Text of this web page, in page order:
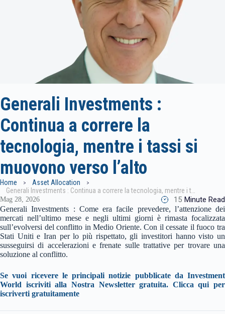
Generali Investments :
Continua a correre la
tecnologia, mentre i tassi si
muovono verso l’alto
Home
Asset Allocation
Mag 28, 2026 15 Minute Read
Generali Investments : Come era facile prevedere, l’attenzione dei
mercati nell’ultimo mese e negli ultimi giorni è rimasta focalizzata
sull’evolversi del conflitto in Medio Oriente. Con il cessate il fuoco tra
Stati Uniti e Iran per lo più rispettato, gli investitori hanno visto un
susseguirsi di accelerazioni e frenate sulle trattative per trovare una
soluzione al conflitto.
Se vuoi ricevere le principali notizie pubblicate da Investment
World iscriviti alla Nostra Newsletter gratuita. Clicca qui per
iscriverti gratuitamente